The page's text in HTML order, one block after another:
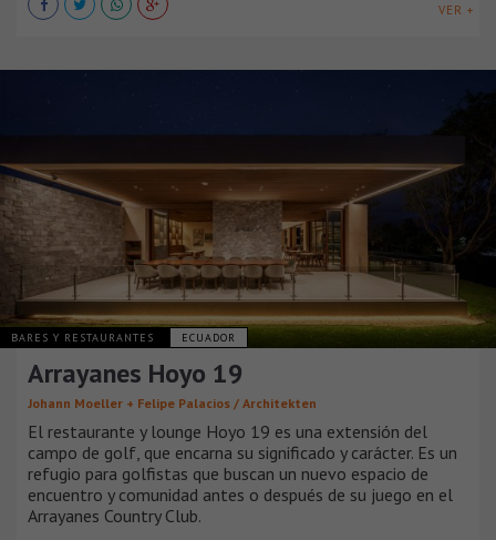
VER +
BARES Y RESTAURANTES ECUADOR
Arrayanes Hoyo 19
Johann Moeller + Felipe Palacios / Architekten
El restaurante y lounge Hoyo 19 es una extensión del
campo de golf, que encarna su significado y carácter. Es un
refugio para golfistas que buscan un nuevo espacio de
encuentro y comunidad antes o después de su juego en el
Arrayanes Country Club.